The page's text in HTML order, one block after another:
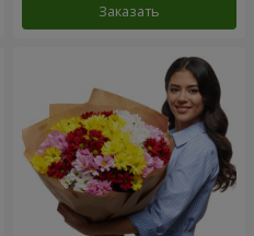
Заказать